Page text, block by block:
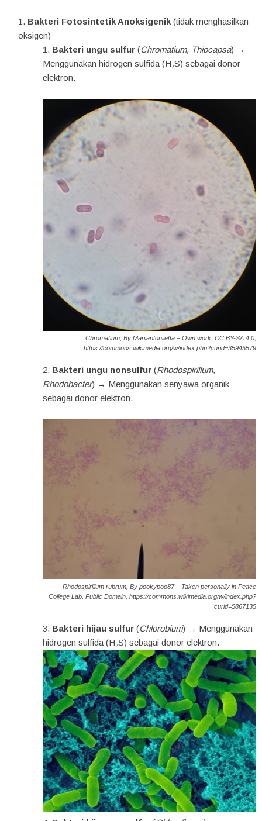
Bakteri Fotosintetik Anoksigenik(tidak menghasilkan
oksigen)
Bakteri ungu sulfur (Chromatium, Thiocapsa) →
Menggunakan hidrogen sulfida (H₂S) sebagai donor
elektron.
Chromatium, By Mariiantoniietta – Own work, CC BY-SA 4.0,
https://commons.wikimedia.org/w/index.php?curid=35945579
Bakteri ungu nonsulfur (Rhodospirillum,
Rhodobacter) → Menggunakan senyawa organik
sebagai donor elektron.
Rhodospirillum rubrum, By pookypoo87 – Taken personally in Peace
College Lab, Public Domain, https://commons.wikimedia.org/w/index.php?
curid=5867135
Bakteri hijau sulfur (Chlorobium) → Menggunakan
hidrogen sulfida (H₂S) sebagai donor elektron.